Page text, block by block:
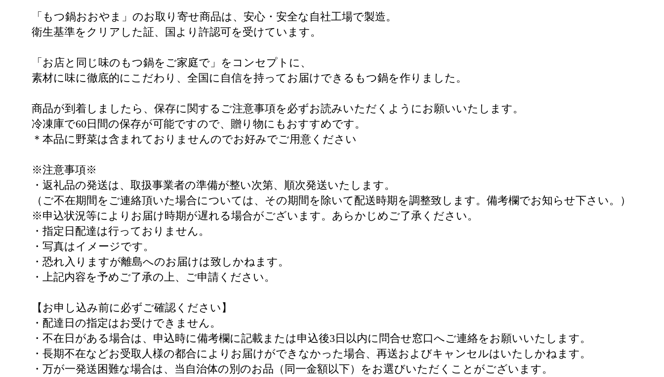
「もつ鍋おおやま」のお取り寄せ商品は、安心・安全な自社工場で製造。
衛生基準をクリアした証、国より許認可を受けています。
「お店と同じ味のもつ鍋をご家庭で」をコンセプトに、
素材に味に徹底的にこだわり、全国に自信を持ってお届けできるもつ鍋を作りました。
商品が到着しましたら、保存に関するご注意事項を必ずお読みいただくようにお願いいたします。
冷凍庫で60日間の保存が可能ですので、贈り物にもおすすめです。
＊本品に野菜は含まれておりませんのでお好みでご用意ください
※注意事項※
・返礼品の発送は、取扱事業者の準備が整い次第、順次発送いたします。
（ご不在期間をご連絡頂いた場合については、その期間を除いて配送時期を調整致します。備考欄でお知らせ下さい。）
※申込状況等によりお届け時期が遅れる場合がございます。あらかじめご了承ください。
・指定日配達は行っておりません。
・写真はイメージです。
・恐れ入りますが離島へのお届けは致しかねます。
・上記内容を予めご了承の上、ご申請ください。
【お申し込み前に必ずご確認ください】
・配達日の指定はお受けできません。
・不在日がある場合は、申込時に備考欄に記載または申込後3日以内に問合せ窓口へご連絡をお願いいたします。
・長期不在などお受取人様の都合によりお届けができなかった場合、再送およびキャンセルはいたしかねます。
・万が一発送困難な場合は、当自治体の別のお品（同一金額以下）をお選びいただくことがございます。